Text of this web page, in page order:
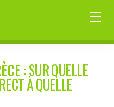
: SUR QUELLE
À QUELLE